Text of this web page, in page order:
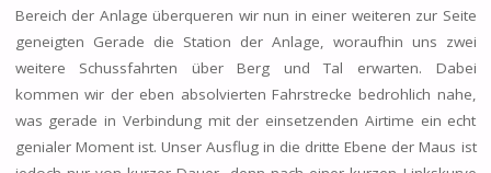
Bereich der Anlage überqueren wir nun in einer weiteren zur Seite
geneigten Gerade die Station der Anlage, woraufhin uns zwei
weitere Schussfahrten über Berg und Tal erwarten. Dabei
kommen wir der eben absolvierten Fahrstrecke bedrohlich nahe,
was gerade in Verbindung mit der einsetzenden Airtime ein echt
genialer Moment ist. Unser Ausflug in die dritte Ebene der Maus ist